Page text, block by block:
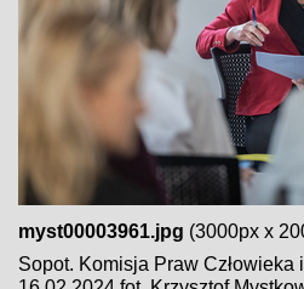
myst00003961.jpg (3000px x
Sopot. Komisja Praw Człowieka